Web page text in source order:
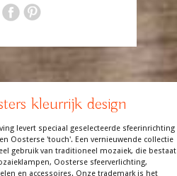
kleurrijk design
levert speciaal geselecteerde sfeerinrichting
Oosterse 'touch'. Een vernieuwende collectie
gebruik van traditioneel mozaiek, die bestaat
Oosterse sfeerverlichting,
en accessoires. Onze trademark is het